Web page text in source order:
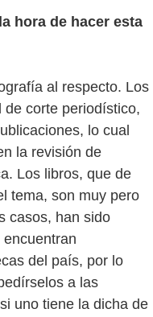
hora de hacer esta
al respecto. Los
de corte periodístico,
lo cual
la revisión de
Los libros, que de
tema, son muy pero
casos, han sido
del país, por lo
a las
uno tiene la dicha de